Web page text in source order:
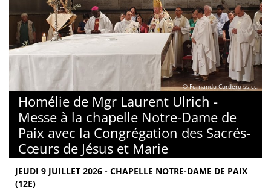
© Fernando Cordero ss.cc.
Homélie de Mgr Laurent Ulrich -
Messe à la chapelle Notre-Dame de
Paix avec la Congrégation des Sacrés-
Cœurs de Jésus et Marie
JEUDI 9 JUILLET 2026 - CHAPELLE NOTRE-DAME DE PAIX
(12E)